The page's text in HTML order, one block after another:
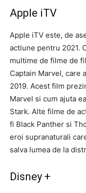
Apple iTV
Apple iTV este, de
actiune pentru 2021.
multime de filme de
Captain Marvel, care
2019. Acest film
Marvel si cum ajuta
Stark. Alte filme de
fi Black Panther si
eroi supranaturali
salva lumea de la
Disney +